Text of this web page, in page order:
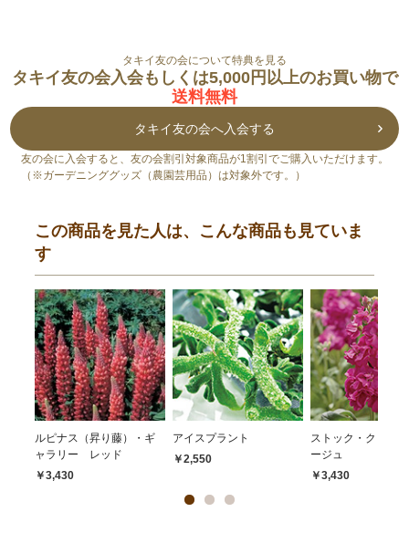
タキイ友の会について特典を見る
タキイ友の会入会もしくは5,000円以上のお買い物で
送料無料
タキイ友の会へ入会する
友の会に入会すると、友の会割引対象商品が1割引でご購入いただけます。
（※ガーデニンググッズ（農園芸用品）は対象外です。）
この商品を見た人は、こんな商品も見ていま
す
ルピナス（昇り藤）・ギ
ャラリー レッド
￥3,430
アイスプラント
￥2,550
ストック・クリス
ージュ
￥3,430